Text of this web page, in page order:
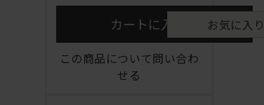
カートに入れる お気に入
この商品について問い合わ
せる